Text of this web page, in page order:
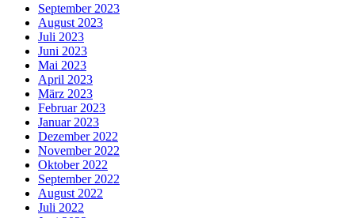
September 2023
August 2023
Juli 2023
Juni 2023
Mai 2023
April 2023
März 2023
Februar 2023
Januar 2023
Dezember 2022
November 2022
Oktober 2022
September 2022
August 2022
Juli 2022